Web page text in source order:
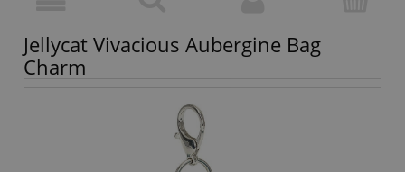
Jellycat Vivacious Aubergine Bag
Charm